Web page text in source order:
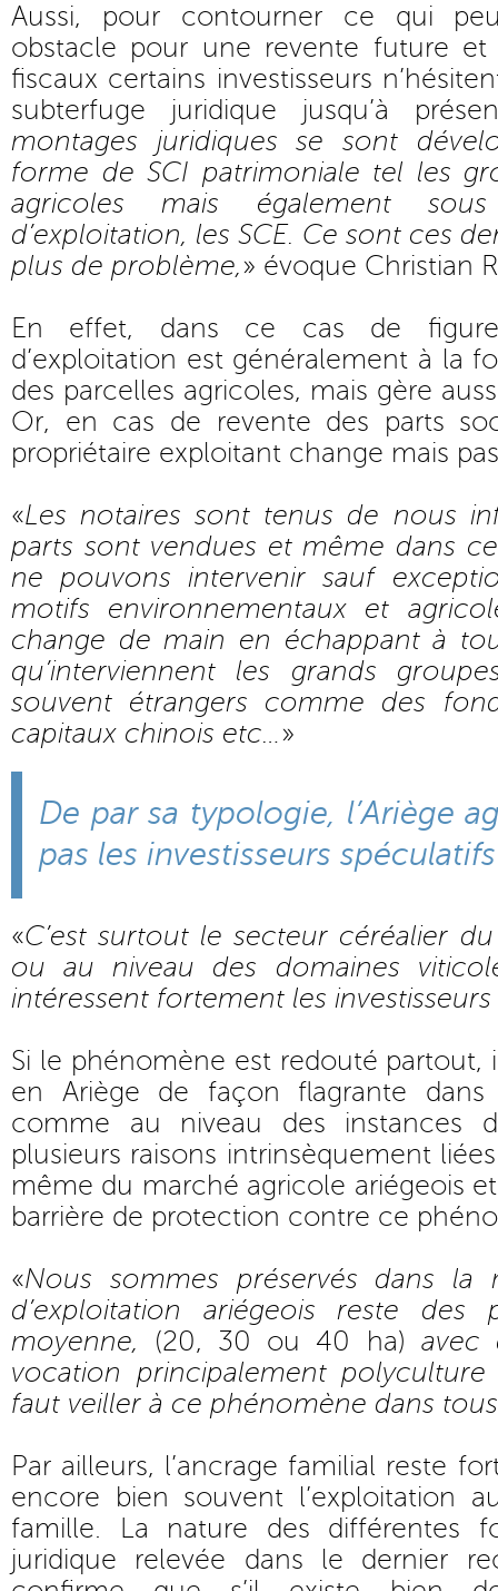
Aussi, pour contourner ce qui
obstacle pour une revente future et
fiscaux certains investisseurs
subterfuge juridique jusqu’à
montages juridiques se sont
forme de SCI patrimoniale tel les
agricoles mais également
d’exploitation, les SCE. Ce sont ces
plus de problème,» évoque Christian
En effet, dans ce cas de
d’exploitation est généralement à la
des parcelles agricoles, mais gère
Or, en cas de revente des parts
propriétaire exploitant change mais
«Les notaires sont tenus de nous
parts sont vendues et même dans
ne pouvons intervenir sauf
motifs environnementaux et
change de main en échappant à
qu’interviennent les grands
souvent étrangers comme des
capitaux chinois etc…»
De par sa typologie, l’Ariège
pas les investisseurs spéculatifs
«C’est surtout le secteur céréalier
ou au niveau des domaines
intéressent fortement les
Si le phénomène est redouté partout,
en Ariège de façon flagrante
comme au niveau des instances
plusieurs raisons intrinsèquement
même du marché agricole ariégeois
barrière de protection contre ce
«Nous sommes préservés dans
d’exploitation ariégeois reste des
moyenne,
(20, 30 ou 40 ha) avec
vocation principalement
faut veiller à ce phénomène dans
Par ailleurs, l’ancrage familial reste
encore bien souvent l’exploitation
famille. La nature des différentes
juridique relevée dans le dernier